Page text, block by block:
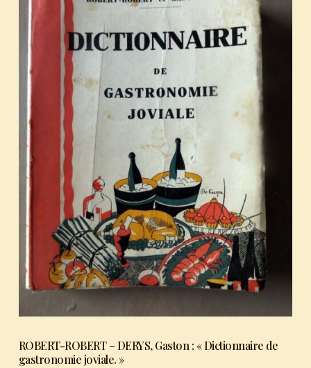
ROBERT-ROBERT – DERYS, Gaston : « Dictionnaire de
gastronomie joviale. »